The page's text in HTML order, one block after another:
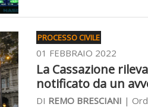
PROCESSO CIVILE
01 FEBBRAIO 2022
La Cassazione
notificato da un
DI REMO BRESCIANI |